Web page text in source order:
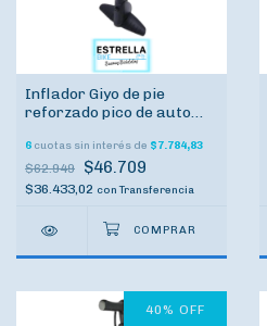
Inflador Giyo de pie
reforzado pico de auto
6 cuotas sin interés de $7.784,83
$62.949 $46.709
$36.433,02 con Transferencia
40% OFF